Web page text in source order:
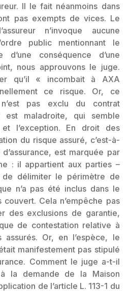
Il le fait néanmoins dans
pas exempts de vices. Le
n’invoque aucune
public mentionnant le
d’une conséquence d’une
nous approuvons le juge.
qu’il « incombait à AXA
ce risque. Or, ce
pas exclu du contrat
maladroite, qui semble
l’exception. En droit des
du risque assuré, c’est-à-
est marquée par
: il appartient aux parties –
de délimiter le périmètre de
n’a pas été inclus dans le
Cela n’empêche pas
des exclusions de garantie,
de contestation relative à
assurés. Or, en l’espèce, le
manifestement pas stipulé
Comment le juge a-t-il
la demande de la Maison
de l’article L. 113-1 du